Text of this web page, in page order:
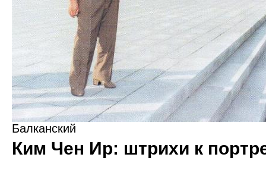
Балканский
Ким Чен Ир: штрихи к